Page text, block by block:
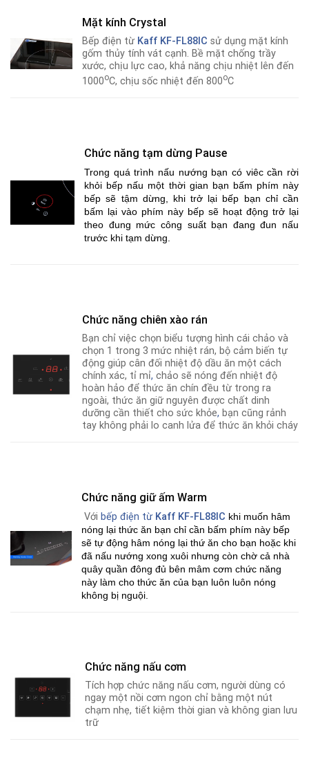
Mặt kính Crystal
Bếp điện từ Kaff KF-FL88IC sử dụng mặt kính
gốm thủy tính vát cạnh. Bề mặt chống trầy
xước, chịu lực cao, khả năng chịu nhiệt lên đến
1000oC, chịu sốc nhiệt đến 800oC
Chức năng tạm dừng Pause
Trong quá trình nấu nướng bạn có viêc cần rời
khỏi bếp nấu một thời gian bạn bấm phím này
bếp sẽ tậm dừng, khi trở lại bếp bạn chỉ cần
bấm lại vào phím này bếp sẽ hoạt động trở lại
theo đung mức công suất bạn đang đun nấu
trước khi tạm dừng.
Chức năng chiên xào rán
Bạn chỉ việc chọn biểu tượng hình cái chảo và
chọn 1 trong 3 mức nhiệt rán, bộ cảm biến tự
động giúp cân đối nhiệt độ dầu ăn một cách
chính xác, tỉ mỉ, chảo sẽ nóng đến nhiệt độ
hoàn hảo để thức ăn chín đều từ trong ra
ngoài, thức ăn giữ nguyên được chất dinh
dưỡng cần thiết cho sức khỏe, bạn cũng rảnh
tay không phải lo canh lửa để thức ăn khỏi cháy
Chức năng giữ ấm Warm
Với bếp điện từ Kaff KF-FL88IC khi muốn hâm
nóng lại thức ăn bạn chỉ cần bấm phím này bếp
sẽ tự động hâm nóng lại thứ ăn cho bạn hoặc khi
đã nấu nướng xong xuôi nhưng còn chờ cả nhà
quây quần đông đủ bên mâm cơm chức năng
này làm cho thức ăn của bạn luôn luôn nóng
không bị nguội.
Chức năng nấu cơm
Tích hợp chức năng nấu cơm, người dùng có
ngay một nồi cơm ngon chỉ bằng một nút
chạm nhẹ, tiết kiệm thời gian và không gian lưu
trữ